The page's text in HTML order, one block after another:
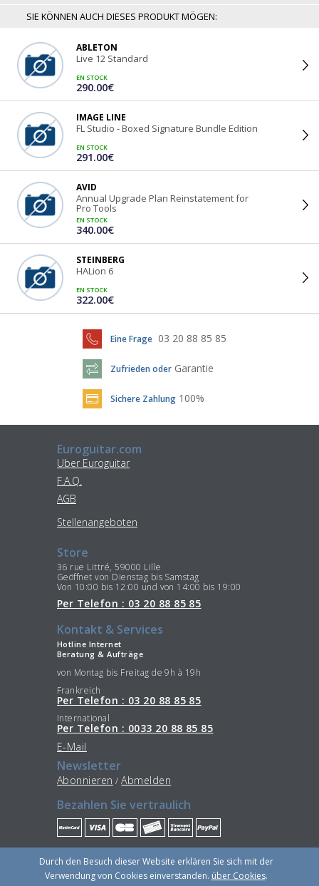
SIE KÖNNEN AUCH DIESES PRODUKT MÖGEN:
ABLETON
Live 12 Standard
EN STOCK
290.00€
IMAGE LINE
FL Studio - Boxed Signature Bundle Edition
EN STOCK
291.00€
AVID
Annual Upgrade Plan Reinstatement for
Pro Tools
EN STOCK
340.00€
STEINBERG
HALion 6
EN STOCK
322.00€
Eine Frage 03 20 88 85 85
Zufrieden oder Garantie
Sichere Zahlung 100%
Euroguitar.com
Uber Euroguitar
F.A.Q.
AGB
Stellenangeboten
Store
36 rue Littré, 59000 Lille
Geöffnet von Dienstag bis Samstag
Von 10:00 bis 12:00 und von 14:00 bis 19:00
Per Telefon : 03 20 88 85 85
Kontakt & Services
Hotline Internet
Beratung & Aufträge
von Montag bis Freitag de 9h à 19h
Frankreich
Per Telefon : 03 20 88 85 85
International
Per Telefon : 0033 20 88 85 85
E-Mail
Newsletter
Abonnieren /Abmelden
Bezahlen Sie vertraulich
Bleiben Sie im Verbindung
Durch den Besuch dieser Website erklären Sie sich mit der
Verwendung von Cookies einverstanden. über Cookies.